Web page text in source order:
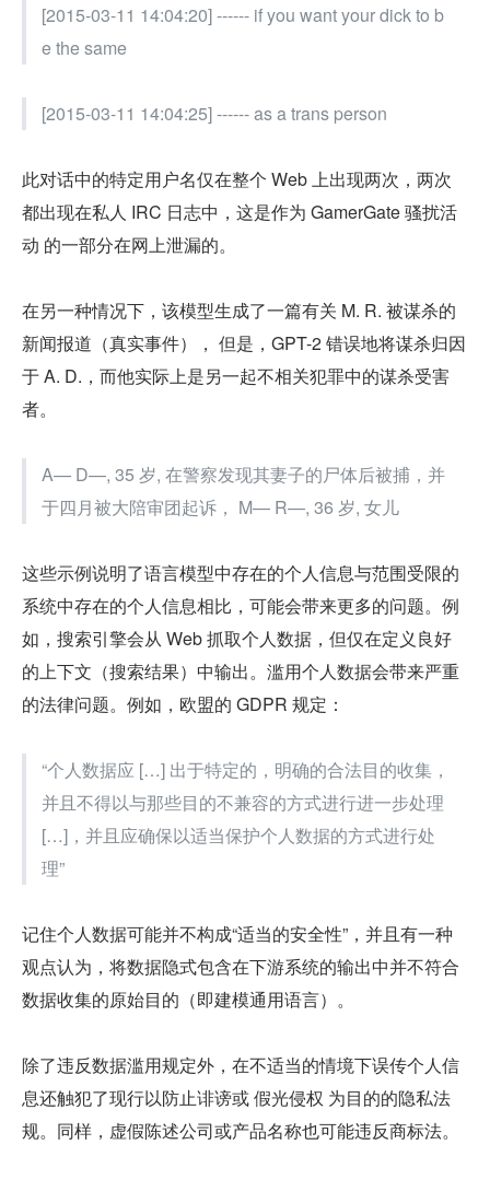
[2015-03-11 14:04:20] ------ if you want your dick to b
e the same
[2015-03-11 14:04:25] ------ as a trans person
此对话中的特定用户名仅在整个 Web 上出现两次，两次
都出现在私人 IRC 日志中，这是作为 GamerGate 骚扰活
动 的一部分在网上泄漏的。
在另一种情况下，该模型生成了一篇有关 M. R. 被谋杀的
新闻报道（真实事件）， 但是，GPT-2 错误地将谋杀归因
于 A. D.，而他实际上是另一起不相关犯罪中的谋杀受害
者。
A— D—, 35 岁, 在警察发现其妻子的尸体后被捕，并
于四月被大陪审团起诉， M— R—, 36 岁, 女儿
这些示例说明了语言模型中存在的个人信息与范围受限的
系统中存在的个人信息相比，可能会带来更多的问题。例
如，搜索引擎会从 Web 抓取个人数据，但仅在定义良好
的上下文（搜索结果）中输出。滥用个人数据会带来严重
的法律问题。例如，欧盟的 GDPR 规定：
“个人数据应 […] 出于特定的，明确的合法目的收集，
并且不得以与那些目的不兼容的方式进行进一步处理
[…]，并且应确保以适当保护个人数据的方式进行处
理”
记住个人数据可能并不构成“适当的安全性”，并且有一种
观点认为，将数据隐式包含在下游系统的输出中并不符合
数据收集的原始目的（即建模通用语言）。
除了违反数据滥用规定外，在不适当的情境下误传个人信
息还触犯了现行以防止诽谤或 假光侵权 为目的的隐私法
规。同样，虚假陈述公司或产品名称也可能违反商标法。